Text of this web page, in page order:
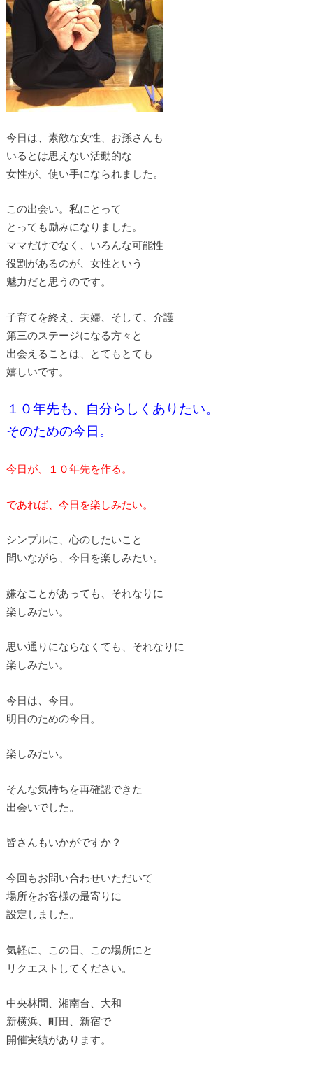
今日は、素敵な女性、お孫さんも
いるとは思えない活動的な
女性が、使い手になられました。
この出会い。私にとって
とっても励みになりました。
ママだけでなく、いろんな可能性
役割があるのが、女性という
魅力だと思うのです。
子育てを終え、夫婦、そして、介護
第三のステージになる方々と
出会えることは、とてもとても
嬉しいです。
１０年先も、自分らしくありたい。
そのための今日。
今日が、１０年先を作る。
であれば、今日を楽しみたい。
シンプルに、心のしたいこと
問いながら、今日を楽しみたい。
嫌なことがあっても、それなりに
楽しみたい。
思い通りにならなくても、それなりに
楽しみたい。
今日は、今日。
明日のための今日。
楽しみたい。
そんな気持ちを再確認できた
出会いでした。
皆さんもいかがですか？
今回もお問い合わせいただいて
場所をお客様の最寄りに
設定しました。
気軽に、この日、この場所にと
リクエストしてください。
中央林間、湘南台、大和
新横浜、町田、新宿で
開催実績があります。